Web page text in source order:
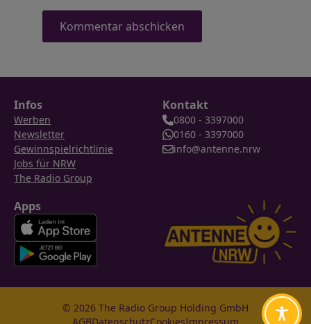
Infos
Werben
Newsletter
Gewinnspielrichtlinie
Jobs für NRW
The Radio Group
Kontakt
0800 - 3397000
0160 - 3397000
info@antenne.nrw
Apps
© 2026 The Radio Group Holding GmbH